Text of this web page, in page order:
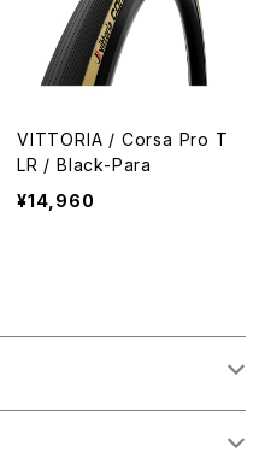
VITTORIA / Corsa Pro T
LR / Black-Para
¥14,960